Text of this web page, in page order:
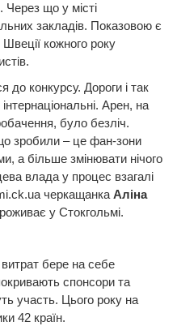
Через що у місті
закладів. Показовою є
кожного року
конкурсу. Дороги і так
Арен, на
було безліч.
зробили – це фан-зони
а більше змінювати нічого
влада у процес взагалі
черкащанкаАліна
у Стокгольмі.
витрат бере на себе
спонсори та
участь. Цього року на
42 країн.